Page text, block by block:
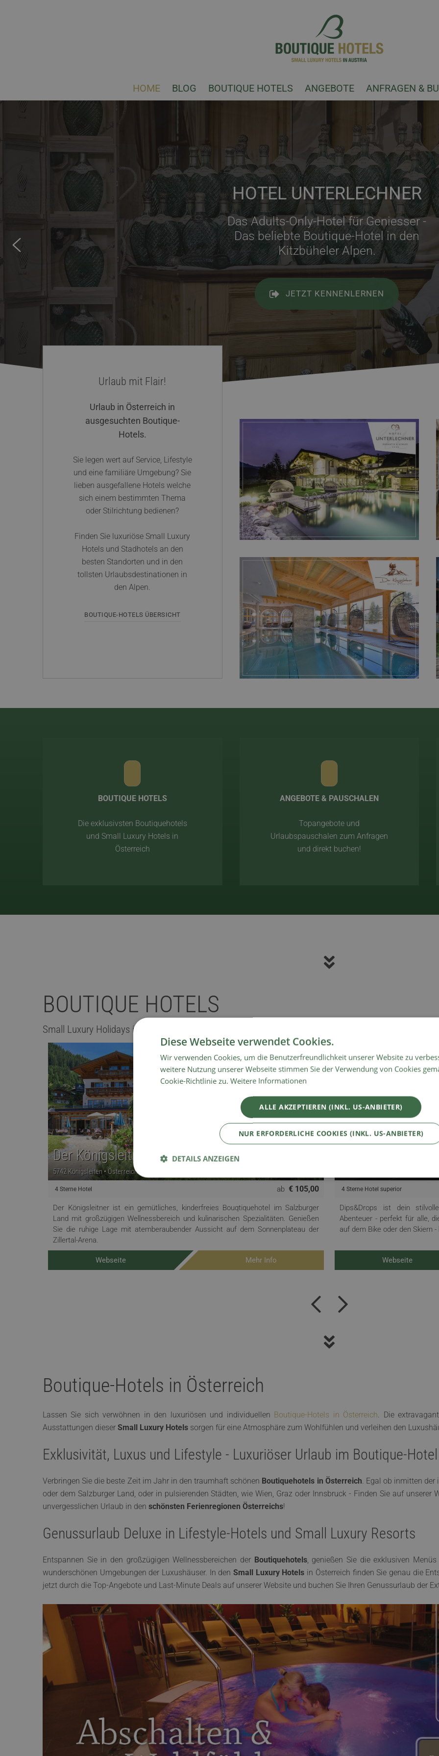
HOME BLOG BOUTIQUE HOTELS ANGEBOTE ANFRAGEN &
HOTEL UNTERLECHNER
Das Adults-Only-Hotel für Geniesser -
Das beliebte Boutique-Hotel in den
Kitzbüheler Alpen.
JETZT KENNENLERNEN
Urlaub mit Flair!
Urlaub in Österreich in
ausgesuchten Boutique-
Hotels.
Sie legen wert auf Service, Lifestyle
und eine familiäre Umgebung? Sie
lieben ausgefallene Hotels welche
sich einem bestimmten Thema
oder Stilrichtung bedienen?
Finden Sie luxuriöse Small Luxury
Hotels und Stadhotels an den
besten Standorten und in den
tollsten Urlaubsdestinationen in
den Alpen.
BOUTIQUE-HOTELS ÜBERSICHT
BOUTIQUE HOTELS
Die exklusivsten Boutiquehotels
und Small Luxury Hotels in
Österreich
ANGEBOTE & PAUSCHALEN
Topangebote und
Urlaubspauschalen zum Anfragen
und direkt buchen!
BOUTIQUE HOTELS
Small Luxury Holidays in Austria
4 Sterne Hotel
Der Königsleitner
5742 Königsleiten • Österreich
ab € 105,00
Der Königsleitner ist ein gemütliches, kinderfreies Bouqtiquehotel im Salzburger
Land mit großzügigen Wellnessbereich und kulinarischen Spezialitäten. Genießen
Sie die ruhige Lage mit atemberaubender Aussicht auf dem Sonnenplateau der
Zillertal-Arena.
Webseite Mehr Info
4 Sterne Hotel superior
Dips&Drops ist dein
Abenteuer - perfekt für alle,
auf dem Bike oder den Skiern
Webseite
Boutique-Hotels in Österreich
Lassen Sie sich verwöhnen in den luxuriösen und individuellen Boutique-Hotels in Österreich. Die
Ausstattungen dieser Small Luxury Hotels sorgen für eine Atmosphäre zum Wohlfühlen und verleihen den
Exklusivität, Luxus und Lifestyle - Luxuriöser Urlaub im Boutique-Hotel
Verbringen Sie die beste Zeit im Jahr in den traumhaft schönen Boutiquehotels in Österreich. Egal ob inmitten
oder dem Salzburger Land, oder in pulsierenden Städten, wie Wien, Graz oder Innsbruck - Finden Sie auf unserer
unvergesslichen Urlaub in den schönsten Ferienregionen Österreichs!
Genussurlaub Deluxe in Lifestyle-Hotels und Small Luxury Resorts
Entspannen Sie in den großzügigen Wellnessbereichen der Boutiquehotels, genießen Sie die exklusiven
wunderschönen Umgebungen der Luxushäuser. In denSmall Luxury Hotels in Österreich finden Sie genau die
jetzt durch die Top-Angebote und Last-Minute Deals auf unserer Website und buchen Sie Ihren Genussurlaub der
Diese Webseite verwendet Cookies.
Wir verwenden Cookies, um die Benutzerfreundlichkeit unserer Website zu
weitere Nutzung unserer Webseite stimmen Sie der Verwendung von Cookies
Cookie-Richtlinie zu. Weitere Informationen
ALLE AKZEPTIEREN (INKL. US-ANBIETER)
NUR ERFORDERLICHE COOKIES (INKL. US-ANBIETER)
DETAILS ANZEIGEN